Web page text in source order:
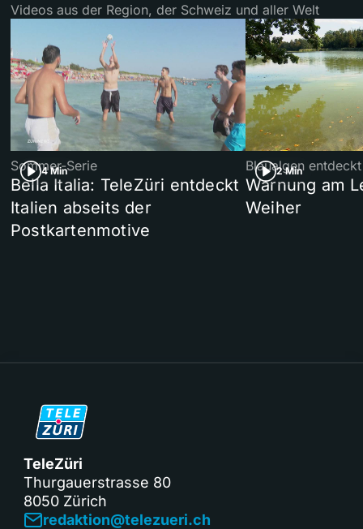
Videos aus der Region, der Schweiz und aller Welt
4 Min
Sommer-Serie
Bella Italia: TeleZüri entdeckt
Italien abseits der
Postkartenmotive
2 Min
Blaualgen entdeckt
Warnung am
Weiher
TeleZüri
Thurgauerstrasse 80
8050 Zürich
redaktion@telezueri.ch